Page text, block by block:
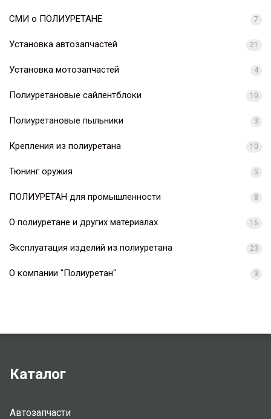
СМИ о ПОЛИУРЕТАНЕ 7
Установка автозапчастей 21
Установка мотозапчастей 4
Полиуретановые сайлентблоки 10
Полиуретановые пыльники 3
Крепления из полиуретана 10
Тюнинг оружия 5
ПОЛИУРЕТАН для промышленности 8
О полиуретане и других материалах 16
Эксплуатация изделий из полиуретана 23
О компании "Полиуретан" 3
Каталог
Автозапчасти